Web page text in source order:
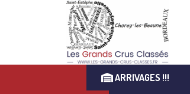
ARRIVAGES !!!